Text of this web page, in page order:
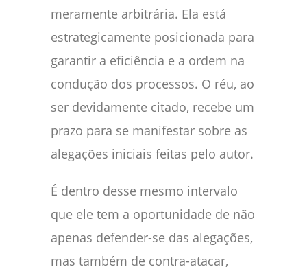
meramente arbitrária. Ela está
estrategicamente posicionada para
garantir a eficiência e a ordem na
condução dos processos. O réu, ao
ser devidamente citado, recebe um
prazo para se manifestar sobre as
alegações iniciais feitas pelo autor.
É dentro desse mesmo intervalo
que ele tem a oportunidade de não
apenas defender-se das alegações,
mas também de contra-atacar,